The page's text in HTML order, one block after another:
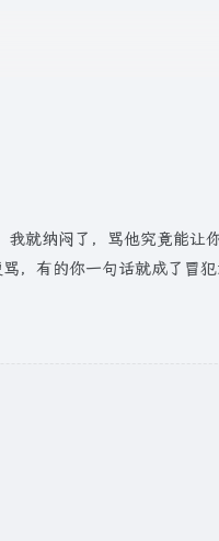
就纳闷了，骂他究竟能让
，有的你一句话就成了冒